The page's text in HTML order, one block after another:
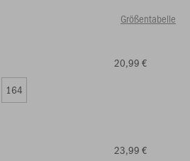
Größentabelle
20,99 €
164
23,99 €